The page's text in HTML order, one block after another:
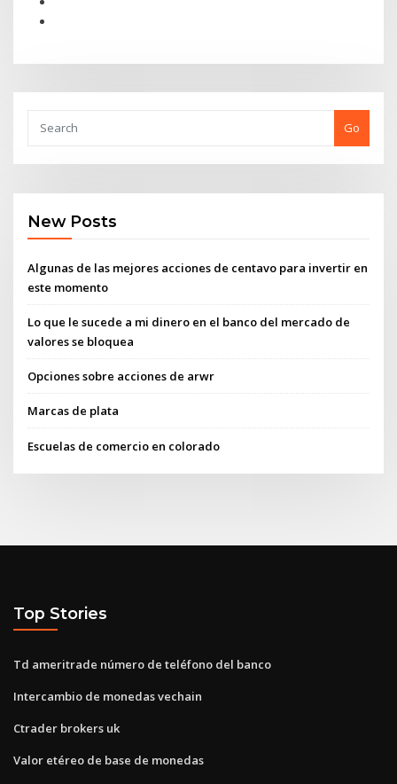
Go
New Posts
Algunas de las mejores acciones de centavo para invertir en
este momento
Lo que le sucede a mi dinero en el banco del mercado de
valores se bloquea
Opciones sobre acciones de arwr
Marcas de plata
Escuelas de comercio en colorado
Top Stories
Td ameritrade número de teléfono del banco
Intercambio de monedas vechain
Ctrader brokers uk
Valor etéreo de base de monedas